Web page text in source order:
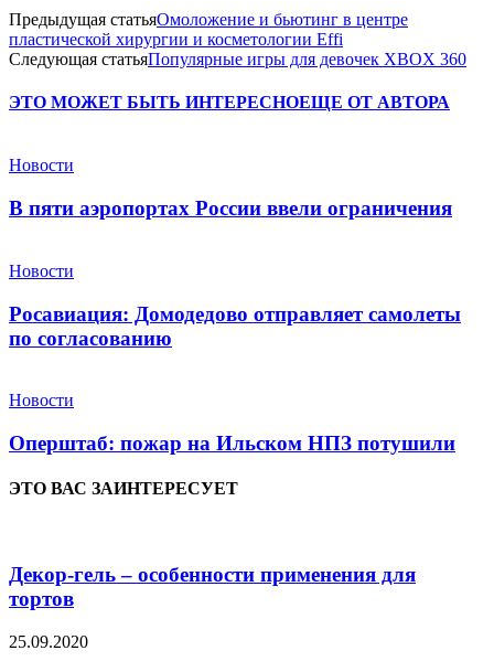
Предыдущая статьяОмоложение и бьютинг в центре
пластической хирургии и косметологии Effi
Следующая статьяПопулярные игры для девочек XBOX 360
ЭТО МОЖЕТ БЫТЬ ИНТЕРЕСНОЕЩЕ ОТ АВТОРА
Новости
В пяти аэропортах России ввели ограничения
Новости
Росавиация: Домодедово отправляет самолеты
по согласованию
Новости
Оперштаб: пожар на Ильском НПЗ потушили
ЭТО ВАС ЗАИНТЕРЕСУЕТ
Декор-гель – особенности применения для
тортов
25.09.2020